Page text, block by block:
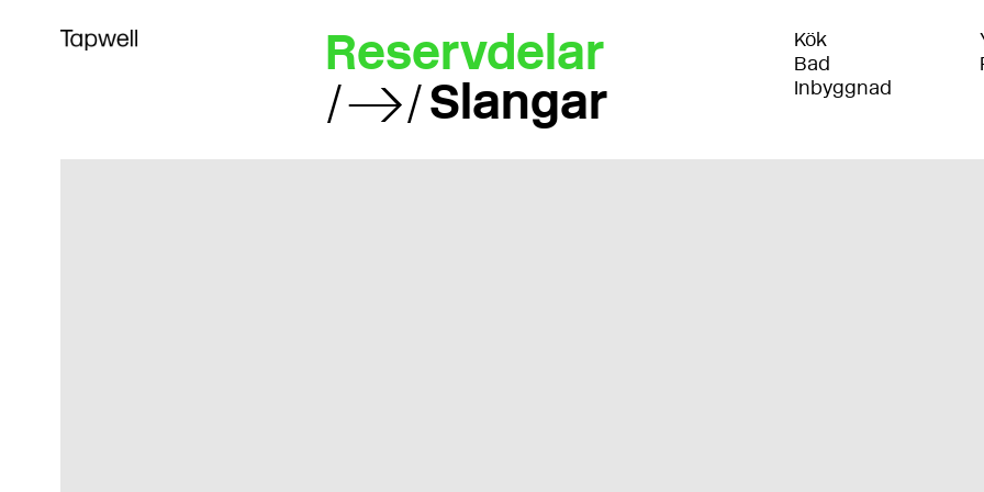
Reservdelar
Slangar
Kök
Bad
Inbyggnad